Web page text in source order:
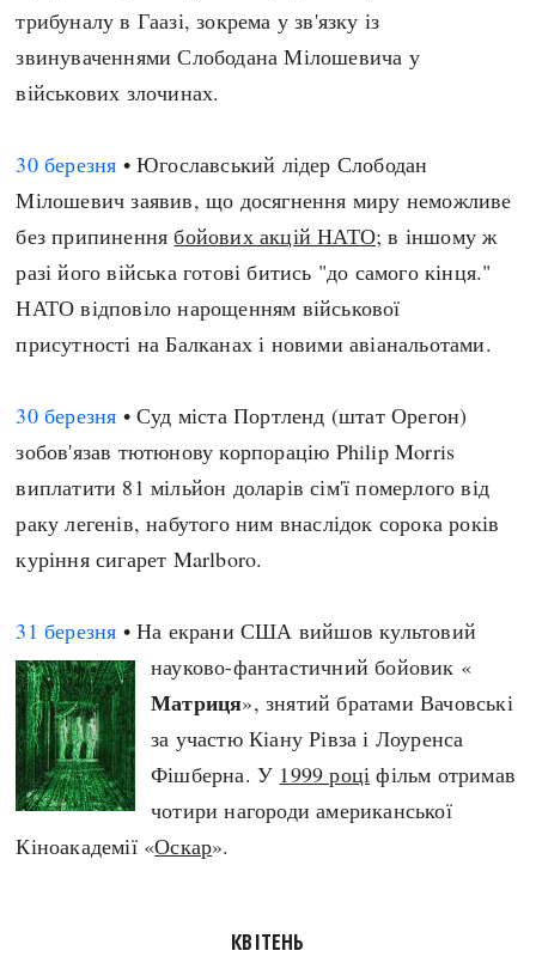
трибуналу в Гаазі, зокрема у зв'язку із
звинуваченнями Слободана Мілошевича у
військових злочинах.
30 березня • Югославський лідер Слободан
Мілошевич заявив, що досягнення миру неможливе
без припиненнябойових акцій НАТО; в іншому ж
разі його війська готові битись "до самого кінця."
НАТО відповіло нарощенням військової
присутності на Балканах і новими авіанальотами.
30 березня • Суд міста Портленд (штат Орегон)
зобов'язав тютюнову корпорацію Philip Morris
виплатити 81 мільйон доларів сім'ї померлого від
раку легенів, набутого ним внаслідок сорока років
куріння сигарет Marlboro.
31 березня • На екрани США вийшов культовий
науково-фантастичний бойовик «
Матриця», знятий братами Вачовські
за участю Кіану Рівза і Лоуренса
Фішберна. У 1999 році фільм отримав
чотири нагороди американської
Кіноакадемії «Оскар».
КВІТЕНЬ